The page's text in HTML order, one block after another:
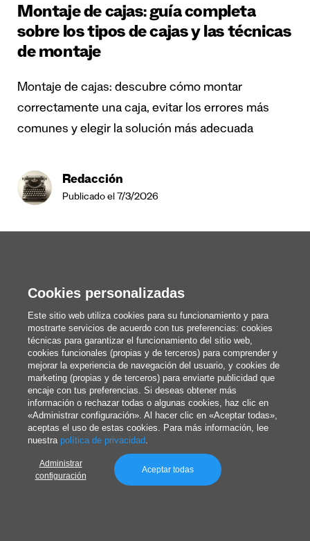
Montaje de cajas: guía completa
sobre los tipos de cajas y las técnicas
de montaje
Montaje de cajas: descubre cómo montar
correctamente una caja, evitar los errores más
comunes y elegir la solución más adecuada
Redacción
Publicado el 7/3/2026
Para tu negocio
Cookies personalizadas
Este sitio web utiliza cookies para su funcionamiento y para
mostrarte servicios de acuerdo con tus preferencias: cookies
técnicas para garantizar el funcionamiento del sitio web,
cookies funcionales (propias y de terceros) para comprender y
mejorar la experiencia de navegación del usuario, y cookies de
marketing (propias y de terceros) para enviarte publicidad que
encaje con tus preferencias. Si deseas obtener más
información o rechazar todas o algunas cookies, haz clic en
«Administrar configuración». Al hacer clic en «Aceptar todas»,
aceptas el uso de estas cookies. Para más información, lee
nuestra política de privacidad.
Administrar
configuración
Aceptar todas